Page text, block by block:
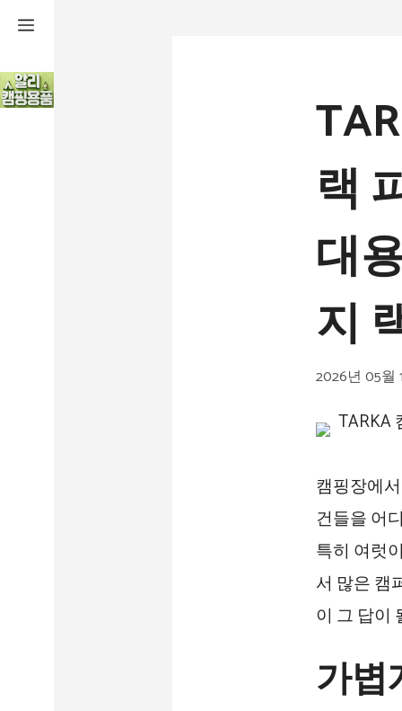
츠
로
랙
대
지
2026년 05월
캠핑장에
건들을 어
특히 여럿
서 많은 캠
이 그 답이
가볍